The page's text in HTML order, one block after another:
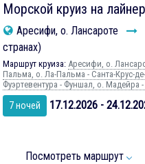
Морской круиз на
Аресифи, о. Лансароте
странах)
Маршрут круиза: Аресифи, о.
Пальма, о. Ла-Пальма - Санта-Крус-
Фуэртевентура - Фуншал, о. Мадейра
7 ночей 17.12.2026 -
Посмотреть маршрут